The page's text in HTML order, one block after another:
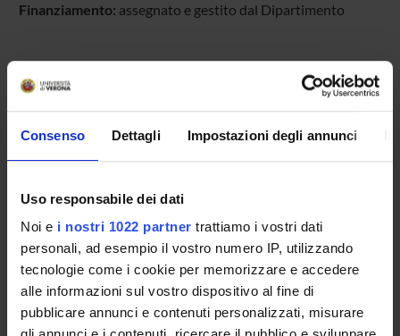
Consenso Dettagli Impostazioni degli annunci
Uso responsabile dei dati
Noi e i nostri 1022 partner trattiamo i vostri dati
personali, ad esempio il vostro numero IP, utilizzando
tecnologie come i cookie per memorizzare e accedere
alle informazioni sul vostro dispositivo al fine di
pubblicare annunci e contenuti personalizzati, misurare
Finanziamento: assegnato e gestito dal Dipartimento
PARTECIPANTI AL PROGETTO
Professore ordinario
Marzia Rossato
Professore associato
AREE DI RICERCA COINVOLTE DAL PROGETTO